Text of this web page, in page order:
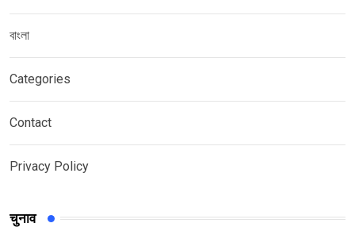
বাংলা
Categories
Contact
Privacy Policy
चुनाव